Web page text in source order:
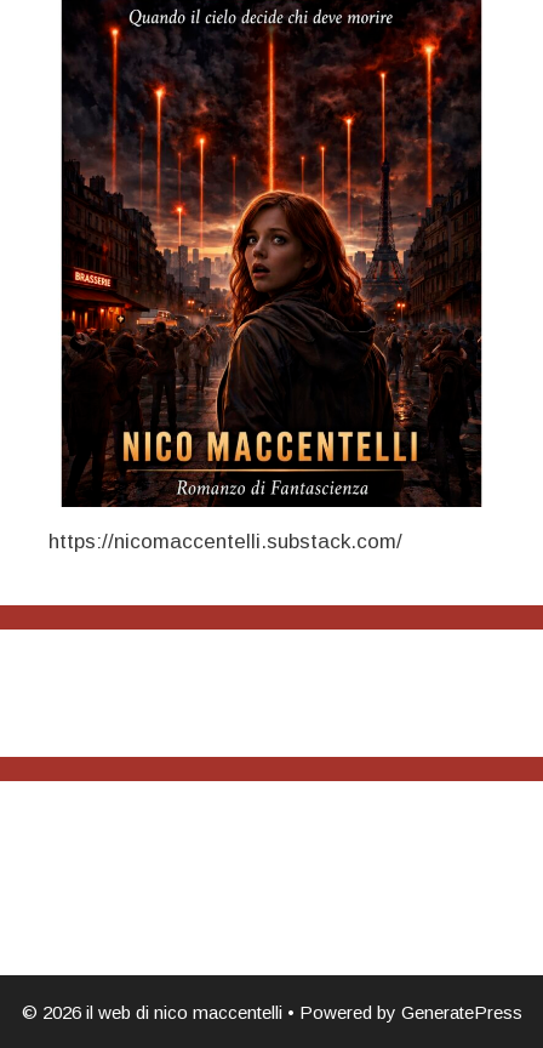
https://nicomaccentelli.substack.com/
© 2026 il web di nico maccentelli• Powered by GeneratePress